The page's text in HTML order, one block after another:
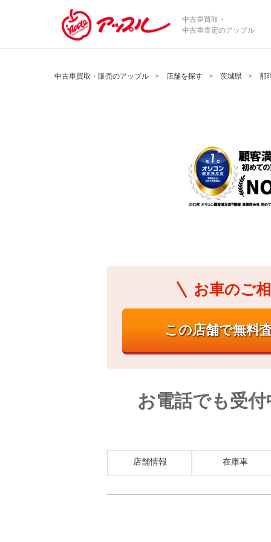
/*ABテスト_新規査定フォームの為のCVボタン*/
中古車買取・
中古車査定のアップル
中古車買取・販売のアップル 店舗を探す 茨城県 那
お車のご
お電話でも受付
店舗情報 在庫車